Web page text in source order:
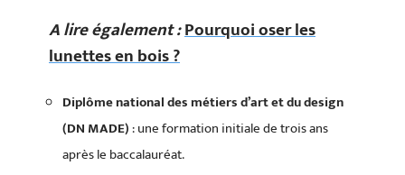
A lire également :Pourquoi oser les
lunettes en bois ?
Diplôme national des métiers d’art et du design
(DN MADE): une formation initiale de trois ans
après le baccalauréat.